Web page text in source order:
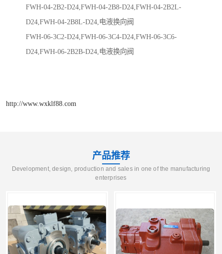
FWH-04-2B2-D24,FWH-04-2B8-D24,FWH-04-2B2L-
D24,FWH-04-2B8L-D24,电液换向阀
FWH-06-3C2-D24,FWH-06-3C4-D24,FWH-06-3C6-
D24,FWH-06-2B2B-D24,电液换向阀
http://www.wxklf88.com
产品推荐
Development, design, production and sales in one of the manufacturing
enterprises